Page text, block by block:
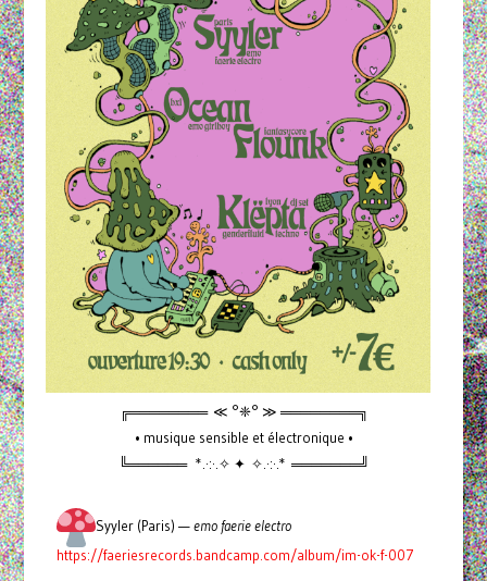
╔════════ ≪ °❈° ≫ ════════╗
• musique sensible et électronique •
╚══════ *.·:·.✧ ✦ ✧.·:·.* ═══════╝
Syyler (Paris) —emo faerie electro
https://faeriesrecords.bandcamp.com/album/im-ok-f-007